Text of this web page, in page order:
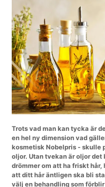
Trots vad man kan tycka är
en hel ny dimension vad
kosmetisk Nobelpris -
oljor. Utan tvekan är oljor det
drömmer om att ha friskt hår,
att ditt hår äntligen ska bli
välj en behandling som